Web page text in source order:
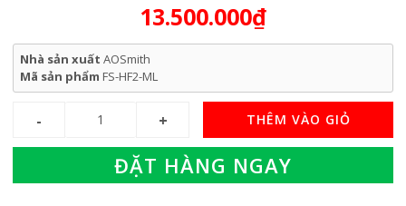
13.500.000₫
Nhà sản xuất AOSmith
Mã sản phẩm FS-HF2-ML
THÊM VÀO GIỎ
ĐẶT HÀNG NGAY